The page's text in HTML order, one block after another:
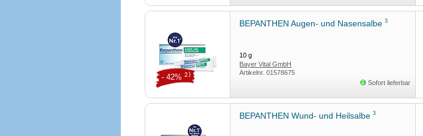
BEPANTHEN Augen- und Nasensalbe3
10g
Bayer Vital GmbH
Artikelnr.01578675
Sofort lieferbar
- 42% 2)
BEPANTHEN Wund- und Heilsalbe3